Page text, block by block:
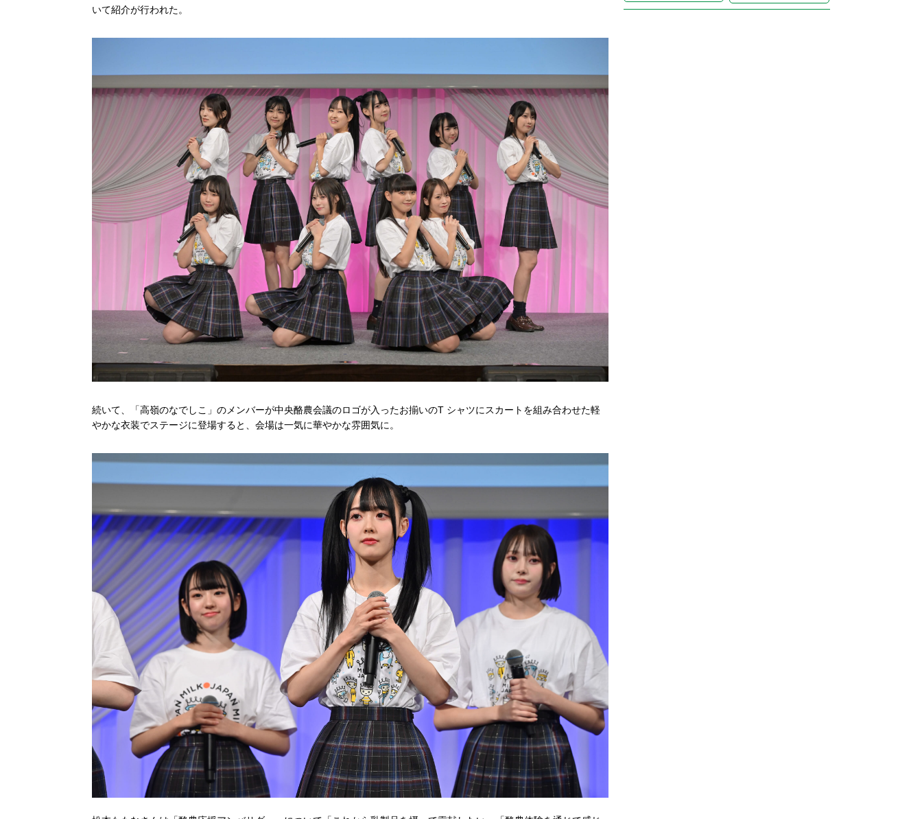
いて紹介が行われた。
続いて、「高嶺のなでしこ」のメンバーが中央酪農会議のロゴが入ったお揃いのT シャツにスカートを組み合わせた軽
やかな衣装でステージに登場すると、会場は一気に華やかな雰囲気に。